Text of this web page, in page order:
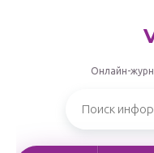
Онлайн-